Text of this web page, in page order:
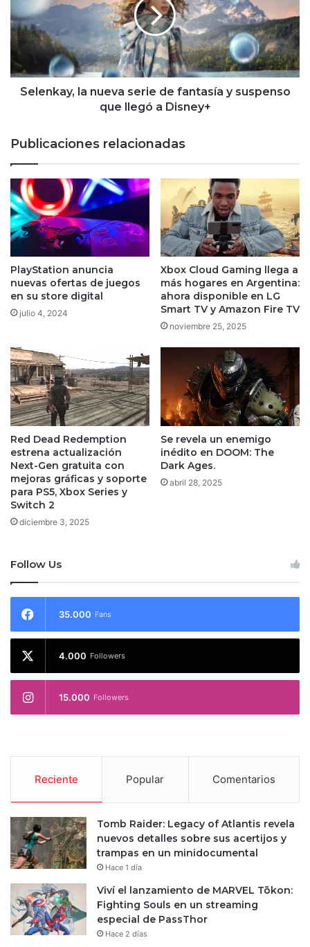
de
fantasía
suspenso
que
llegó
Selenkay, la nueva serie de fantasía y suspenso
que llegó a Disney+
Publicaciones relacionadas
PlayStation anuncia
nuevas ofertas de juegos
en su store digital
julio 4, 2024
Xbox Cloud Gaming llega a
más hogares en Argentina:
ahora disponible en LG
Smart TV y Amazon Fire TV
noviembre 25, 2025
Red Dead Redemption
estrena actualización
Next-Gen gratuita con
mejoras gráficas y soporte
para PS5, Xbox Series y
Switch 2
diciembre 3, 2025
Se revela un enemigo
inédito en DOOM: The
Dark Ages.
abril 28, 2025
Follow Us
35.000 Fans
4.000 Followers
15.000 Followers
Reciente Popular Comentarios
Tomb Raider: Legacy of Atlantis revela
nuevos detalles sobre sus acertijos y
trampas en un minidocumental
Hace 1 día
Viví el lanzamiento de MARVEL Tōkon:
Fighting Souls en un streaming
especial de PassThor
Hace 2 días